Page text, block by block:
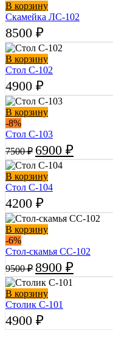
В корзину
Скамейка ЛС-102
8500 ₽
В корзину
Стол С-102
4900 ₽
В корзину
-8%
Стол С-103
7500₽ 6900 ₽
В корзину
Стол С-104
4200 ₽
В корзину
-6%
Стол-cкамья СС-102
9500₽ 8900 ₽
В корзину
Столик С-101
4900 ₽